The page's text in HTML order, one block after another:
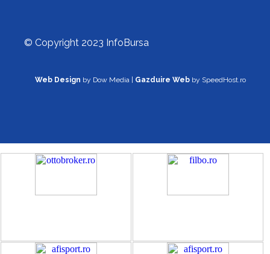
© Copyright 2023 InfoBursa
Web Design by Dow Media | Gazduire Web by SpeedHost.ro